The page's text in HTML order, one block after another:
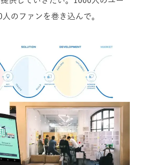
のファンを巻き込んで。